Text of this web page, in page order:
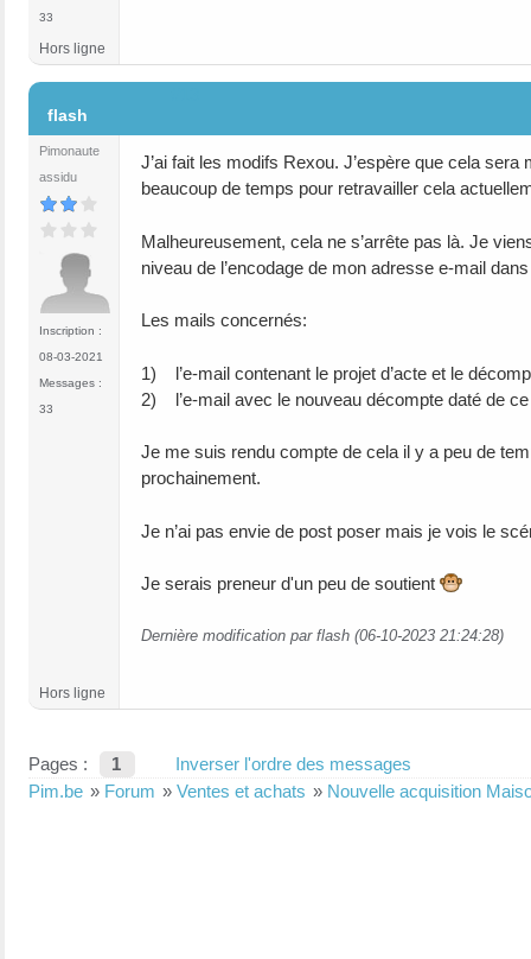
33
Hors ligne
flash
Pimonaute
assidu
Inscription :
08-03-2021
Messages :
33
J’ai fait les modifs Rexou. J’espère que cela
beaucoup de temps pour retravailler cela
Malheureusement, cela ne s’arrête pas là. Je
niveau de l’encodage de mon adresse e-mail
Les mails concernés:
1) l’e-mail contenant le projet d’acte et le
2) l’e-mail avec le nouveau décompte daté de
Je me suis rendu compte de cela il y a peu de
prochainement.
Je n’ai pas envie de post poser mais je vois le
Je serais preneur d'un peu de soutient
Dernière modification par flash (06-10-2023 21:24:28)
Hors ligne
Pages : 1
Inverser l'ordre des messages
Pim.be » Forum » Ventes et achats » Nouvelle acquisition